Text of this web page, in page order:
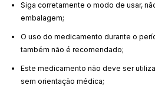
Siga corretamente o modo de usar,
embalagem;
O uso do medicamento durante o
também não é recomendado;
Este medicamento não deve ser
sem orientação médica;